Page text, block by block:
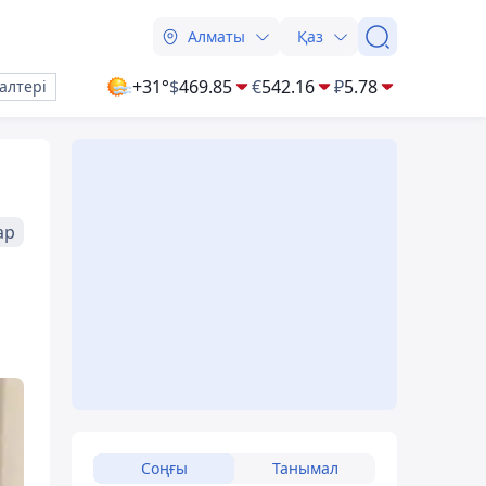
Алматы Қаз
+31°$469.85 €542.16 ₽5.78
Соңғы Танымал